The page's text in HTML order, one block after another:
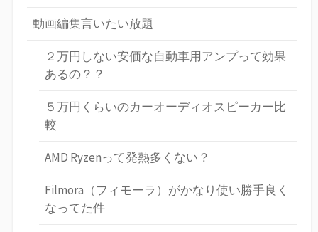
動画編集言いたい放題
２万円しない安価な自動車用アンプって効果
あるの？？
５万円くらいのカーオーディオスピーカー比
較
AMD Ryzenって発熱多くない？
Filmora（フィモーラ）がかなり使い勝手良く
なってた件